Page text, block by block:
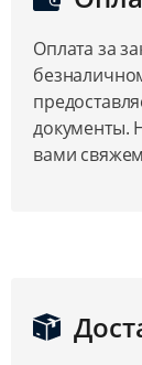
Оплата за
документы.
вами